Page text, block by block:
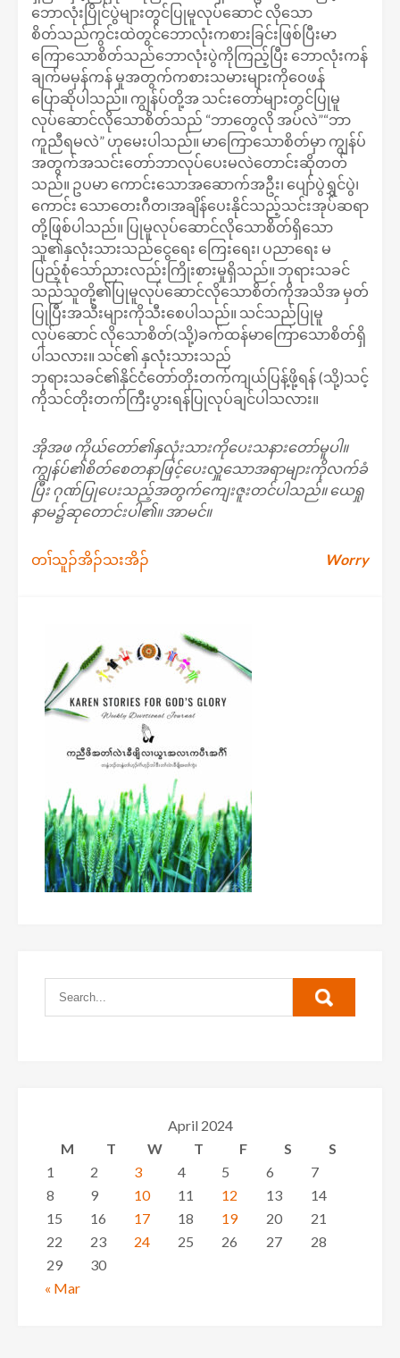
ဘောလုံးပြိုင်ပွဲများတွင်ပြုမူလုပ်ဆောင် လိုသော
စိတ်သည်ကွင်းထဲတွင်ဘောလုံးကစားခြင်းဖြစ်ပြီးမာ
ကြောသောစိတ်သည်ဘောလုံးပွဲကိုကြည့်ပြီး ဘောလုံးကန်
ချက်မမှန်ကန် မှုအတွက်ကစားသမားများကိုဝေဖန်
ပြောဆိုပါသည်။ ကျွန်ပ်တို့အ သင်းတော်များတွင်ပြုမူ
လုပ်ဆောင်လိုသောစိတ်သည် “ဘာတွေလို အပ်လဲ”“ဘာ
ကူညီရမလဲ” ဟုမေးပါသည်။ မာကြောသောစိတ်မှာ ကျွန်ပ်
အတွက်အသင်းတော်ဘာလုပ်ပေးမလဲတောင်းဆိုတတ်
သည်။ ဥပမာ ကောင်းသောအဆောက်အဦး၊ ပျော်ပွဲရွှင်ပွဲ၊
ကောင်း သောတေးဂီတ၊အချိန်ပေးနိုင်သည့်သင်းအုပ်ဆရာ
တို့ဖြစ်ပါသည်။ ပြုမူလုပ်ဆောင်လိုသောစိတ်ရှိသော
သူ၏နှလုံးသားသည်ငွေရေး ကြေးရေး၊ ပညာရေး မ
ပြည့်စုံသော်ညားလည်းကြိုးစားမှုရှိသည်။ ​ဘုရားသခင်
သည်သူတို့၏ပြုမူလုပ်ဆောင်လိုသောစိတ်ကိုအသိအ မှတ်
ပြုပြီးအသီးများကိုသီးစေပါသည်။ သင်သည်ပြုမူ
လုပ်ဆောင် လိုသောစိတ်(သို့)ခက်ထန်မာကြောသောစိတ်ရှိ
ပါသလား။ သင်၏ နှလုံးသားသည်
ဘုရားသခင်၏နိုင်ငံတော်တိုးတက်ကျယ်ပြန့်ဖို့ရန် (သို့)သင့်
ကိုသင်တိုးတက်ကြီးပွားရန်ပြုလုပ်ချင်ပါသလား။
အိုအဖ ကိုယ်တော်၏နှလုံးသားကိုပေးသနားတော်မူပါ။
ကျွန်ပ်၏စိတ်စေတနာဖြင့်ပေးလှူ‌သောအရာများကိုလက်ခံ
ပြီး ဂုဏ်ပြုပေးသည့်အတွက်ကျေးဇူးတင်ပါသည်။ ယေရှု
နာမ၌ဆုတောင်းပါ၏။ အာမင်။
Post
တၢ်သူၣ်အိၣ်သးအိၣ် Worry
April 2024
M
T W T F S
S
1
2 3 4 5 6
7
8
9 10 11 12 13
14
15
16 17 18 19 20
21
22
23 24 25 26 27
28
29
30
« Mar